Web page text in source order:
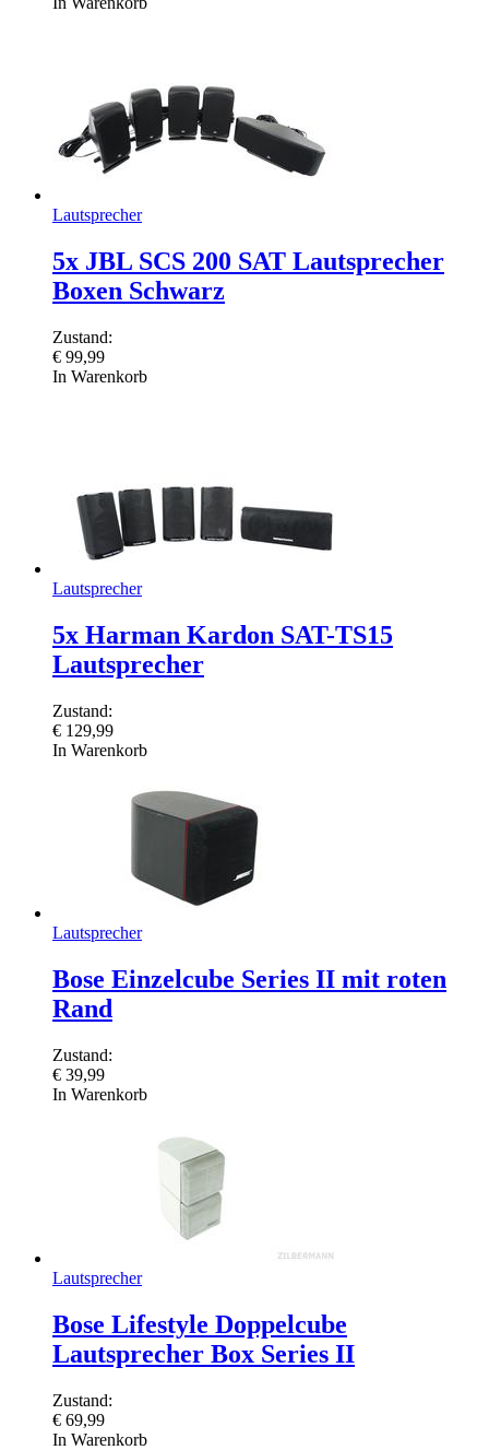
Lautsprecher
5x JBL SCS 200 SAT Lautsprecher
Boxen Schwarz
Zustand:
€ 99,99
In Warenkorb
Lautsprecher
5x Harman Kardon SAT-TS15
Lautsprecher
Zustand:
€ 129,99
In Warenkorb
Lautsprecher
Bose Einzelcube Series II mit roten
Rand
Zustand:
€ 39,99
In Warenkorb
Lautsprecher
Bose Lifestyle Doppelcube
Lautsprecher Box Series II
Zustand:
€ 69,99
In Warenkorb